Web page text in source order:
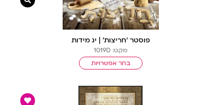
פוסטר ‘חריצות’ | יג מידות
מקט: 1019D
בחר אפשרויות